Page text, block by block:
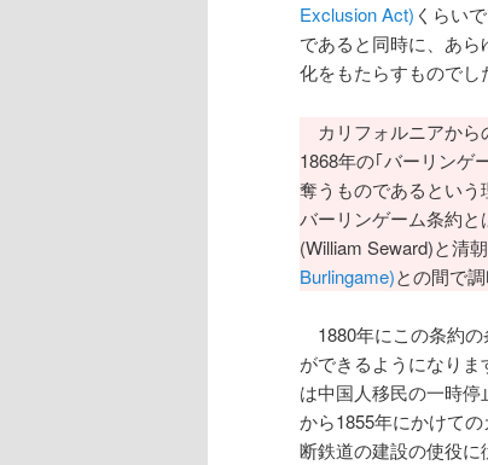
Exclusion Act) くらい
であると同時に、あ
化をもたらすものでし
カリフォルニアから
1868年の｢バーリンゲ
奪うものであるという
バーリンゲーム条約と
(William Seward)と清
Burlingame)との間で
1880年にこの条約の
ができるようになり
は中国人移民の一時
から1855年にかけて
断鉄道の建設の使役